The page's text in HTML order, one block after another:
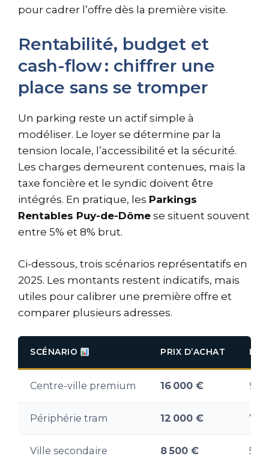
pour cadrer l’offre dès la première visite.
Rentabilité, budget et
cash-flow : chiffrer une
place sans se tromper
Un parking reste un actif simple à
modéliser. Le loyer se détermine par la
tension locale, l’accessibilité et la sécurité.
Les charges demeurent contenues, mais la
taxe foncière et le syndic doivent être
intégrés. En pratique, les Parkings
Rentables Puy-de-Dôme se situent souvent
entre 5% et 8% brut.
Ci-dessous, trois scénarios représentatifs en
2025. Les montants restent indicatifs, mais
utiles pour calibrer une première offre et
comparer plusieurs adresses.
SCÉNARIO PRIX D’ACHAT
Centre-ville premium 16 000 € 95
Périphérie tram 12 000 € 75
Ville secondaire 8 500 € 55 €